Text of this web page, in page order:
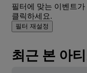
필터에 맞는 이벤트
클릭하세요.
필터 재설정
최근 본 아